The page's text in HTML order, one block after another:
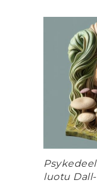
luotu Dall-